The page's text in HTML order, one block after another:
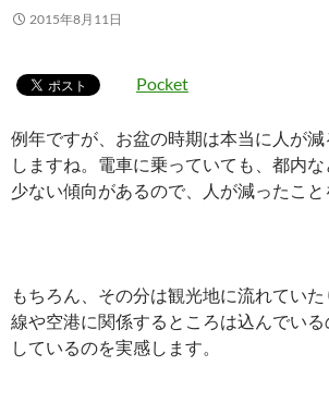
2015年8月11日
Pocket
例年ですが、お盆の時期は本当に人が
しますね。電車に乗っていても、都内
少ない傾向があるので、人が減ったこと
もちろん、その分は観光地に流れてい
線や空港に関係するところは込んでい
しているのを実感します。